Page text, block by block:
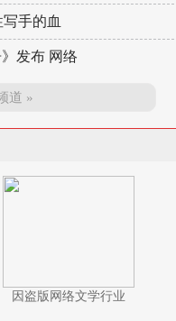
手的血
发布 网络
道 »
因盗版网络文学行业